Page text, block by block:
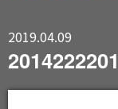
2019.04.09
2014222201